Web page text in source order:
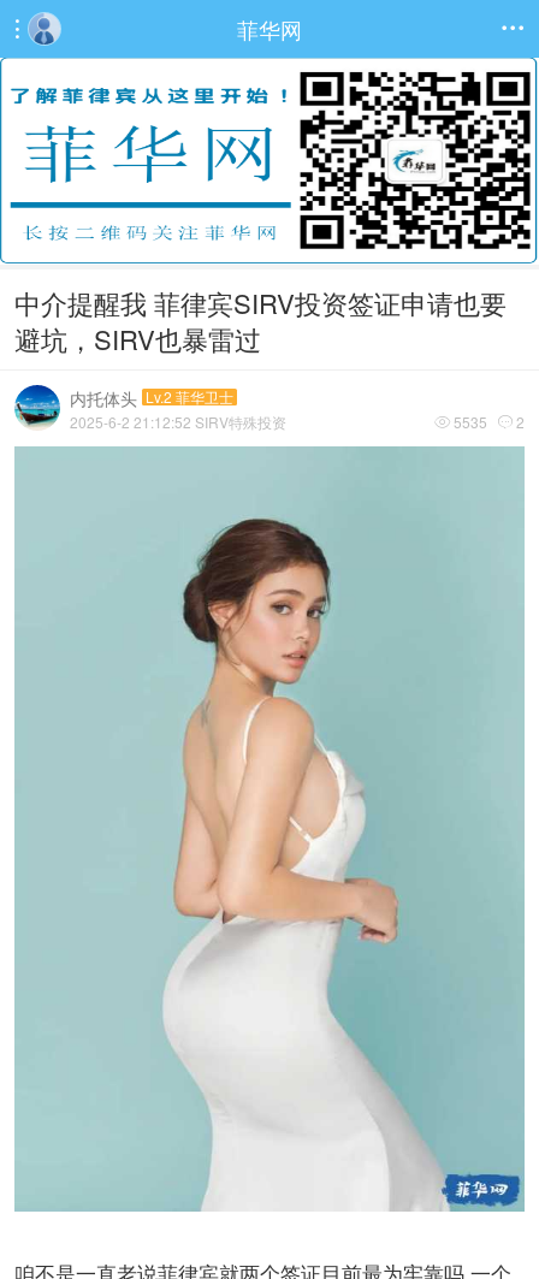
 菲华网 
中介提醒我 菲律宾SIRV投资签证申请也要
避坑，SIRV也暴雷过
内托体头 Lv.2 菲华卫士
 5535  2
2025-6-2 21:12:52 SIRV特殊投资
咱不是一直老说菲律宾就两个签证目前最为牢靠吗 一个